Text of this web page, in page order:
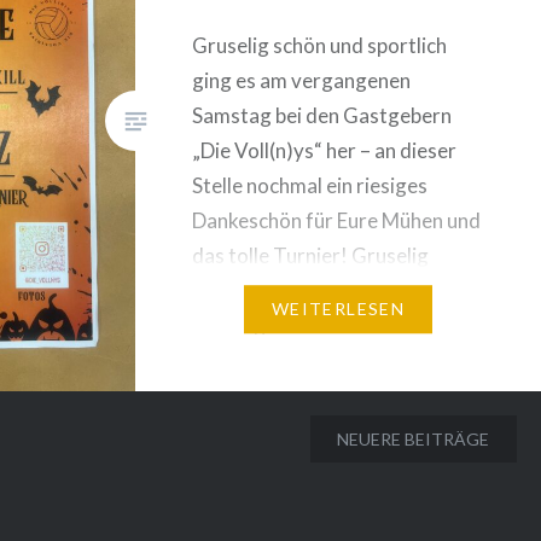
Gruselig schön und sportlich
ging es am vergangenen
Samstag bei den Gastgebern
„Die Voll(n)ys“ her – an dieser
Stelle nochmal ein riesiges
Dankeschön für Eure Mühen und
das tolle Turnier! Gruselig
dekoriert mussten wir die erste
dunklen Eingangsbereich der
Halle betraten. In der Halle
WEITERLESEN
NEUERE BEITRÄGE